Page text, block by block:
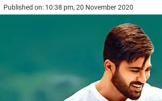
Published on: 10:38 pm, 20 November 2020